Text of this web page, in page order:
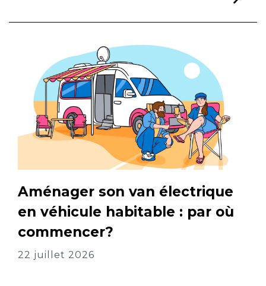
Aménager son van électrique
en véhicule habitable : par où
commencer?
22 juillet 2026